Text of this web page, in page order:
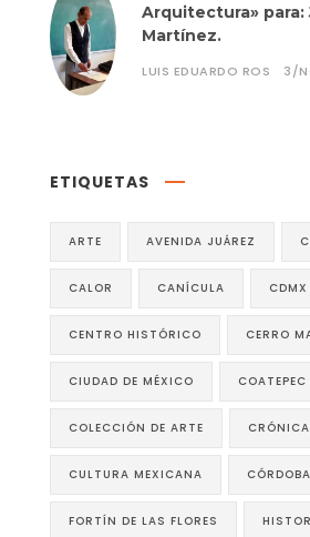
Arquitectura» para:
Martínez.
LUIS EDUARDO ROS 3/
ETIQUETAS
ARTE AVENIDA JUÁREZ
CALOR CANÍCULA CDMX
CENTRO HISTÓRICO CERRO
CIUDAD DE MÉXICO COATEPEC
COLECCIÓN DE ARTE
CULTURA MEXICANA CÓRDOBA
FORTÍN DE LAS FLORES